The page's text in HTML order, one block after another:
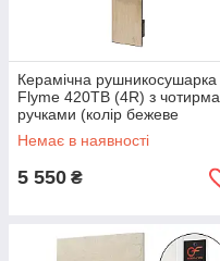
Керамічна рушникосушарка
Flyme 420ТB (4R) з чотирма
ручками (колір бежеве
дерево)
Немає в наявності
5 550 ₴